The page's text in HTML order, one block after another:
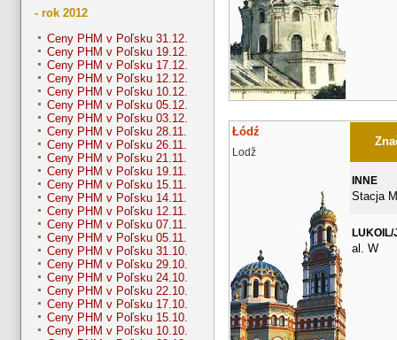
- rok 2012
Ceny PHM v Poľsku 31.12.
Ceny PHM v Poľsku 19.12.
Ceny PHM v Poľsku 17.12.
Ceny PHM v Poľsku 12.12.
Ceny PHM v Poľsku 10.12.
Ceny PHM v Poľsku 05.12.
Ceny PHM v Poľsku 03.12.
Ceny PHM v Poľsku 28.11.
Ceny PHM v Poľsku 26.11.
Ceny PHM v Poľsku 21.11.
Ceny PHM v Poľsku 19.11.
Ceny PHM v Poľsku 15.11.
Ceny PHM v Poľsku 14.11.
Ceny PHM v Poľsku 12.11.
Ceny PHM v Poľsku 07.11.
Ceny PHM v Poľsku 05.11.
Ceny PHM v Poľsku 31.10.
Ceny PHM v Poľsku 29.10.
Ceny PHM v Poľsku 24.10.
Ceny PHM v Poľsku 22.10.
Ceny PHM v Poľsku 17.10.
Ceny PHM v Poľsku 15.10.
Ceny PHM v Poľsku 10.10.
Łódź
Lodž
INNE
Stacja
LUKOIL/
al. W